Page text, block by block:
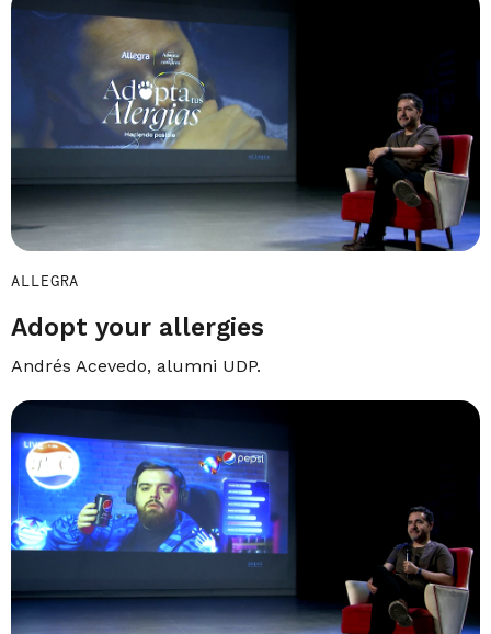
ALLEGRA
Adopt your allergies
Andrés Acevedo, alumni UDP.